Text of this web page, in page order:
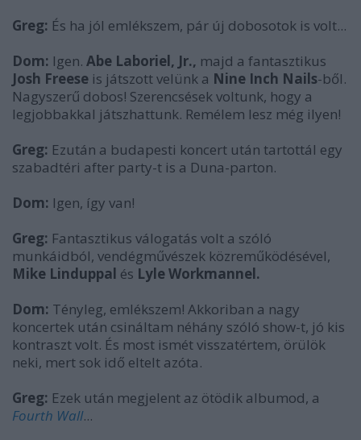
Greg: És ha jól emlékszem, pár új dobosotok is volt...
Dom: Igen. Abe Laboriel, Jr., majd a fantasztikus
Josh Freese is játszott velünk a Nine Inch Nails-ből.
Nagyszerű dobos! Szerencsések voltunk, hogy a
legjobbakkal játszhattunk. Remélem lesz még ilyen!
Greg: Ezután a budapesti koncert után tartottál egy
szabadtéri after party-t is a Duna-parton.
Dom: Igen, így van!
Greg: Fantasztikus válogatás volt a szóló
munkáidból, vendégművészek közreműködésével,
Mike Linduppal és Lyle Workmannel.
Dom: Tényleg, emlékszem! Akkoriban a nagy
koncertek után csináltam néhány szóló show-t, jó kis
kontraszt volt. És most ismét visszatértem, örülök
neki, mert sok idő eltelt azóta.
Greg: Ezek után megjelent az ötödik albumod, a
Fourth Wall...